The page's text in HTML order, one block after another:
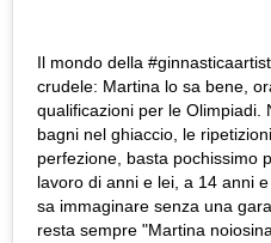
Il mondo della
crudele: Martina lo sa bene,
qualificazioni per le Olimpiadi.
bagni nel ghiaccio, le
perfezione, basta pochissimo
lavoro di anni e lei, a 14 anni
sa immaginare senza una
resta sempre "Martina